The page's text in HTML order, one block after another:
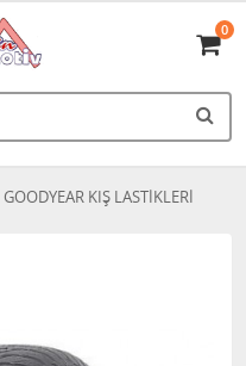
0
GOODYEAR KIŞ LASTİKLERİ